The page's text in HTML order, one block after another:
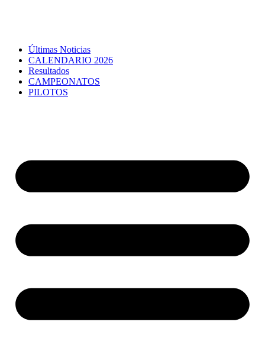
Últimas Noticias
CALENDARIO 2026
Resultados
CAMPEONATOS
PILOTOS